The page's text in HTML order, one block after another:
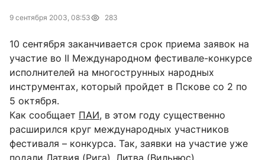
9 сентября 2003, 08:53 283
10 сентября заканчивается срок приема заявок на
участие во II Международном фестивале-конкурсе
исполнителей на многострунных народных
инструментах, который пройдет в Пскове со 2 по
5 октября.
Как сообщает ПАИ, в этом году существенно
расширился круг международных участников
фестиваля – конкурса. Так, заявки на участие уже